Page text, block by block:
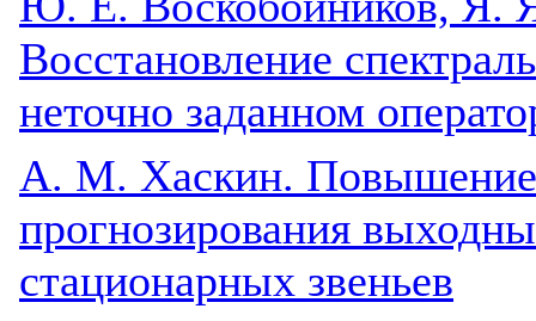
Восстановление
неточно заданном
A. М. Хаскин. Повышение
прогнозирования
стационарных звеньев